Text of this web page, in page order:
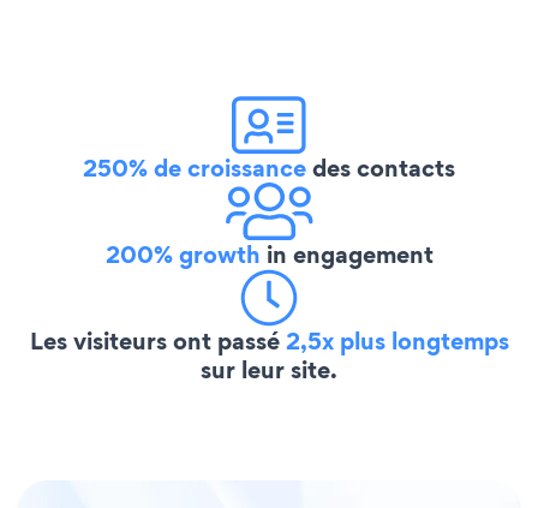
250% de croissancedes contacts
200% growth in engagement
Les visiteurs ont passé2,5x plus longtemps
sur leur site.